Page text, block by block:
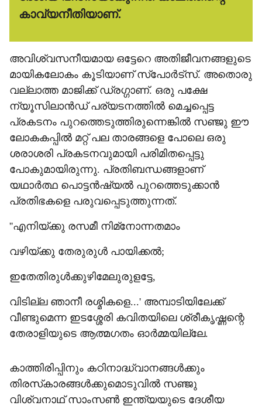
കാവ്യനീതിയാണ്.
അവിശ്വസനീയമായ ഒട്ടേറെ അതിജീവനങ്ങളുടെ
മായികലോകം കൂടിയാണ് സ്‌പോര്‍ട്‌സ്. അതൊരു
വല്ലാത്ത മാജിക്ക് ഡ്രഗ്ഗാണ്. ഒരു പക്ഷേ
ന്യൂസിലാന്‍ഡ് പര്യടനത്തില്‍ മെച്ചപ്പെട്ട
പ്രകടനം പുറത്തെടുത്തിരുന്നെങ്കില്‍ സഞ്ജു ഈ
ലോകകപ്പില്‍ മറ്റ് പല താരങ്ങളെ പോലെ ഒരു
ശരാശരി പ്രകടനവുമായി പരിമിതപ്പെട്ടു
പോകുമായിരുന്നു. പ്രതിബന്ധങ്ങളാണ്
യഥാര്‍ത്ഥ പൊട്ടന്‍ഷ്യല്‍ പുറത്തെടുക്കാന്‍
പ്രതിഭകളെ പരുവപ്പെടുത്തുന്നത്.
''എനിയ്ക്കു രസമീ നിമ്‌നോന്നതമാം
വഴിയ്ക്കു തേരുരുള്‍ പായിക്കല്‍;
ഇതേതിരുള്‍ക്കുഴിമേലുരുളട്ടേ,
വിടില്ല ഞാനീ രശ്മികളെ...' അമ്പാടിയിലേക്ക്
വീണ്ടുമെന്ന ഇടശ്ശേരി കവിതയിലെ ശ്രീകൃഷ്ണന്റെ
തേരാളിയുടെ ആത്മഗതം ഓര്‍മ്മയില്ലേ.
കാത്തിരിപ്പിനും കഠിനാദ്ധ്വാനങ്ങള്‍ക്കും
തിരസ്‌കാരങ്ങള്‍ക്കുമൊടുവില്‍ സഞ്ജു
വിശ്വനാഥ് സാംസണ്‍ ഇന്ത്യയുടെ ദേശീയ